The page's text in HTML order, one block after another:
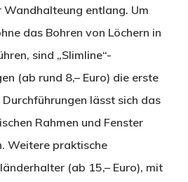
Wandhalteung entlang. Um
das Bohren von Löchern in
sind „Slimline“-
(ab rund 8,– Euro) die erste
lässt sich das
Rahmen und Fenster
Weitere praktische
(ab 15,– Euro), mit